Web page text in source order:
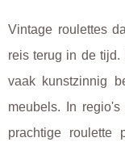
Vintage roulettes
reis terug in de
vaak kunstzinnig
meubels. In
prachtige roulette